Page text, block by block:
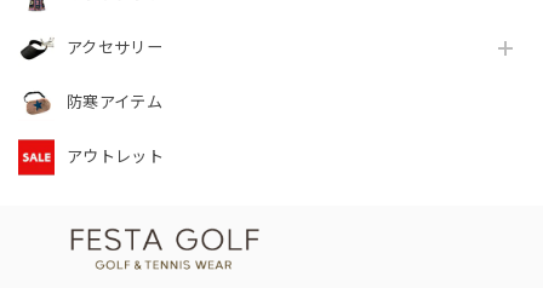
アクセサリー
防寒アイテム
アウトレット